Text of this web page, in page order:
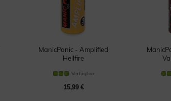
ManicPanic - Amplified
Hellfire
Verfügbar
15,99 €